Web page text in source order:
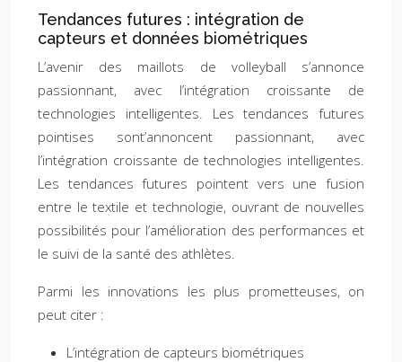
Tendances futures : intégration de
capteurs et données biométriques
L’avenir des maillots de volleyball s’annonce
passionnant, avec l’intégration croissante de
technologies intelligentes. Les tendances futures
pointises sont’annoncent passionnant, avec
l’intégration croissante de technologies intelligentes.
Les tendances futures pointent vers une fusion
entre le textile et technologie, ouvrant de nouvelles
possibilités pour l’amélioration des performances et
le suivi de la santé des athlètes.
Parmi les innovations les plus prometteuses, on
peut citer :
L’intégration de capteurs biométriques